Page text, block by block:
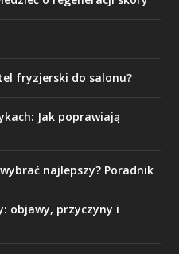
fryzjerski do salonu?
Jak poprawiają
najlepszy? Poradnik
objawy, przyczyny i